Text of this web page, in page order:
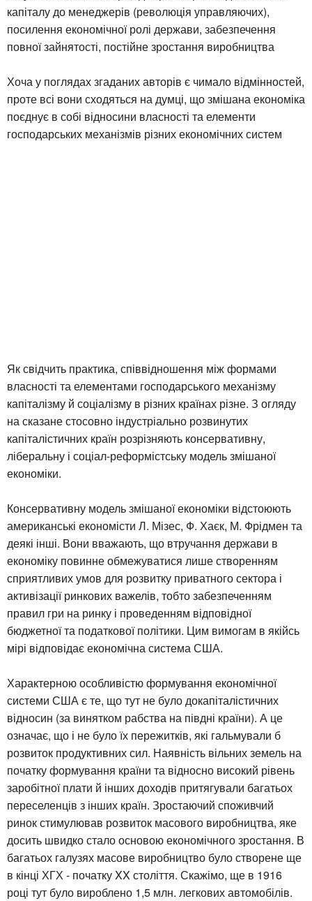
капіталу до менеджерів (революція управляючих),
посилення економічної ролі держави, забезпечення
повної зайнятості, постійне зростання виробництва
Хоча у поглядах згаданих авторів є чимало відмінностей,
проте всі вони сходяться на думці, що змішана економіка
поєднує в собі відносини власності та елементи
господарських механізмів різних економічних систем
Як свідчить практика, співвідношення між формами
власності та елементами господарського механізму
капіталізму й соціалізму в різних країнах різне. З огляду
на сказане стосовно індустріально розвинутих
капіталістичних країн розрізняють консервативну,
ліберальну і соціал-реформістську модель змішаної
економіки.
Консервативну модель змішаної економіки відстоюють
американські економісти Л. Мізес, Ф. Хаєк, М. Фрідмен та
деякі інші. Вони вважають, що втручання держави в
економіку повинне обмежуватися лише створенням
сприятливих умов для розвитку приватного сектора і
активізації ринкових важелів, тобто забезпеченням
правил гри на ринку і проведенням відповідної
бюджетної та податкової політики. Цим вимогам в якійсь
мірі відповідає економічна система США.
Характерною особливістю формування економічної
системи США є те, що тут не було докапіталістичних
відносин (за винятком рабства на півдні країни). А це
означає, що і не було їх пережитків, які гальмували б
розвиток продуктивних сил. Наявність вільних земель на
початку формування країни та відносно високий рівень
заробітної плати й інших доходів притягували багатьох
переселенців з інших країн. Зростаючий споживчий
ринок стимулював розвиток масового виробництва, яке
досить швидко стало основою економічного зростання. В
багатьох галузях масове виробництво було створене ще
в кінці ХГХ - початку XX століття. Скажімо, ще в 1916
році тут було вироблено 1,5 млн. легкових автомобілів.